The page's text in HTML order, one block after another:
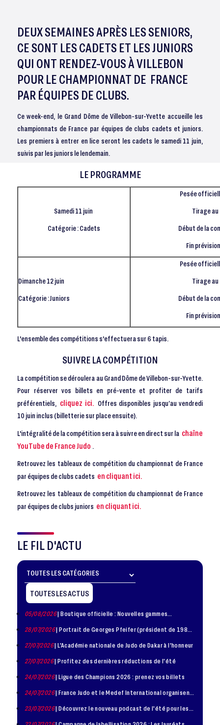
DEUX SEMAINES APRÈS LES SENIORS,
CE SONT LES CADETS ET LES JUNIORS
QUI ONT RENDEZ-VOUS À VILLEBON
POUR LE CHAMPIONNAT DE FRANCE
PAR ÉQUIPES DE CLUBS.
Ce week-end, le Grand Dôme de Villebon-sur-Yvette accueille les
championnats de France par équipes de clubs cadets et juniors.
Les premiers à entrer en lice seront les cadets le samedi 11 juin,
suivis par les juniors le lendemain.
LE PROGRAMME
Samedi 11 juin
Catégorie : Cadets
Pesée
Tirage
Début de la
Fin
Dimanche 12 juin
Catégorie : Juniors
Pesée
Tirage
Début de la
Fin
L'ensemble des compétitions s'effectuera sur 6 tapis.
SUIVRE LA COMPÉTITION
La compétition se déroulera au Grand Dôme de Villebon-sur-Yvette.
Pour réserver vos billets en pré-vente et profiter de tarifs
préférentiels, cliquez ici.
Offres disponibles jusqu’au vendredi
10 juin inclus (billetterie sur place ensuite).
L'intégralité de la compétition sera à suivre en direct sur la chaîne
YouTube de France Judo .
Retrouvez les tableaux de compétition du championnat de France
par équipes de clubs cadets en cliquant ici.
Retrouvez les tableaux de compétition du championnat de France
par équipes de clubs juniors en cliquant ici.
LE FIL D'ACTU
TOUTES LES ACTUS
05/08/2026| Boutique officielle : Nouvelles gammes
28/07/2026| Portrait de Georges Pfeifer (président de 1981
27/07/2026| L'Académie nationale de Judo de Dakar à l'honneur
27/07/2026| Profitez des dernières réductions de l'été
24/07/2026| Ligue des Champions 2026 : prenez vos billets
24/07/2026| France Judo et le Medef International organisent
23/07/2026| Découvrez le nouveau podcast de l'été pour les